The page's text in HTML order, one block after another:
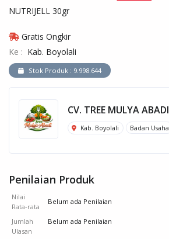
NUTRIJELL 30gr
Gratis Ongkir
Ke : Kab. Boyolali
Stok Produk : 9.998.644
CV. TREE MULYA ABADI
Kab. Boyolali Badan Usaha
Penilaian Produk
Nilai
Rata-rata
Belum ada Penilaian
Jumlah
Ulasan
Belum ada Penilaian